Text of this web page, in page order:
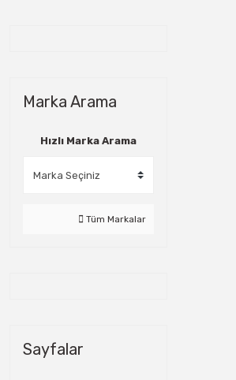
Marka Arama
Hızlı Marka Arama
Tüm Markalar
Sayfalar